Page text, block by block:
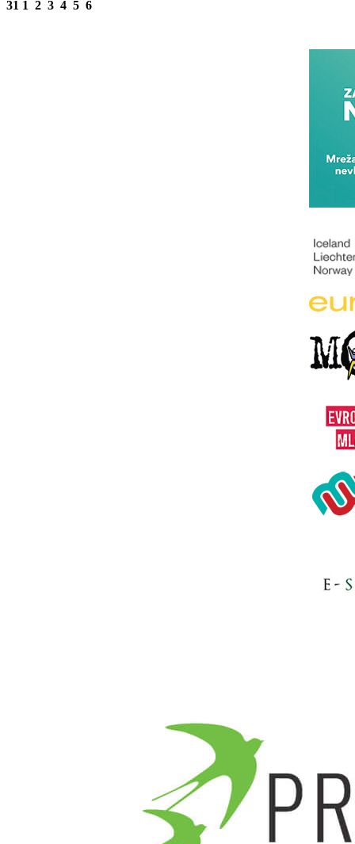
31 1 2 3 4 5 6